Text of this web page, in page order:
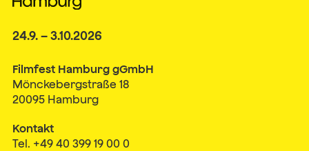
24.9. – 3.10.2026
Filmfest Hamburg gGmbH
Mönckebergstraße 18
20095 Hamburg
Kontakt
Tel. +49 40 399 19 00 0